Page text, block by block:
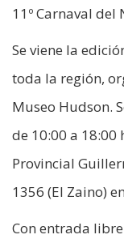
11º Carnaval del
Se viene la
toda la región,
Museo Hudson.
de 10:00 a 18:00
Provincial
1356 (El Zaino)
Con entrada